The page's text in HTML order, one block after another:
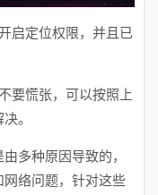
启定位权限，并且已
要慌张，可以按照上
。
多种原因导致的，
络问题，针对这些